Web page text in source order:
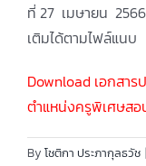
ที่ 27 เมษายน 2566
เติมได้ตามไฟล์แนบ
Download เอกสา
ตำแหน่งครูพิเศษสอ
By โชติกา ประภากุลธวัช |